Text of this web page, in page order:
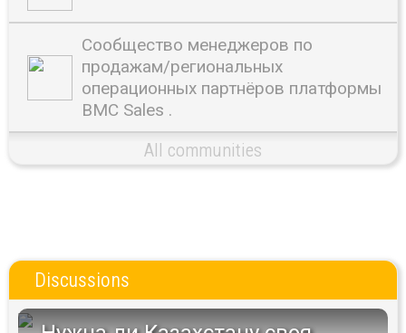
Сообщество менеджеров по
продажам/региональных
операционных партнёров платформы
BMC Sales .
All communities
Discussions